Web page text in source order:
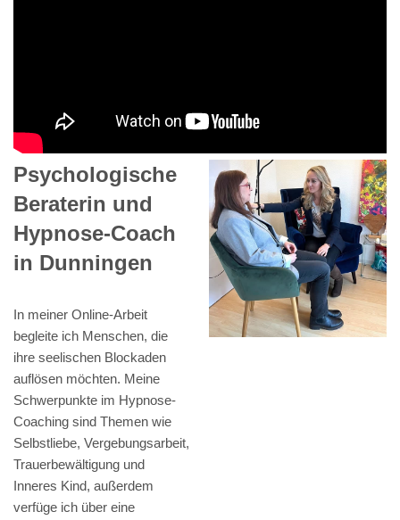
Psychologische
Beraterin und
Hypnose-Coach
in Dunningen
In meiner Online-Arbeit
begleite ich Menschen, die
ihre seelischen Blockaden
auflösen möchten. Meine
Schwerpunkte im Hypnose-
Coaching sind Themen wie
Selbstliebe, Vergebungsarbeit,
Trauerbewältigung und
Inneres Kind, außerdem
verfüge ich über eine